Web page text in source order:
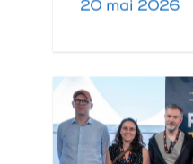
20 mai 2026